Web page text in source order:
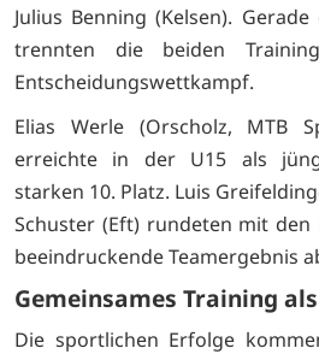
Julius Benning (Kelsen).
trennten die beiden
Entscheidungswettkampf.
Elias Werle (Orscholz, MTB
erreichte in der U15 als
starken 10. Platz. Luis
Schuster (Eft) rundeten mit den
beeindruckende Teamergebnis
Gemeinsames Training
Die sportlichen Erfolge